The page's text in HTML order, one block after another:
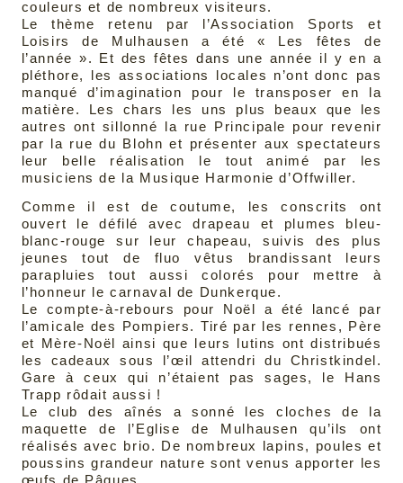
couleurs et de nombreux visiteurs.
Le thème retenu par l’Association Sports et
Loisirs de Mulhausen a été « Les fêtes de
l’année ». Et des fêtes dans une année il y en a
pléthore, les associations locales n’ont donc pas
manqué d’imagination pour le transposer en la
matière. Les chars les uns plus beaux que les
autres ont sillonné la rue Principale pour revenir
par la rue du Blohn et présenter aux spectateurs
leur belle réalisation le tout animé par les
musiciens de la Musique Harmonie d’Offwiller.
Comme il est de coutume, les conscrits ont
ouvert le défilé avec drapeau et plumes bleu-
blanc-rouge sur leur chapeau, suivis des plus
jeunes tout de fluo vêtus brandissant leurs
parapluies tout aussi colorés pour mettre à
l’honneur le carnaval de Dunkerque.
Le compte-à-rebours pour Noël a été lancé par
l’amicale des Pompiers. Tiré par les rennes, Père
et Mère-Noël ainsi que leurs lutins ont distribués
les cadeaux sous l’œil attendri du Christkindel.
Gare à ceux qui n’étaient pas sages, le Hans
Trapp rôdait aussi !
Le club des aînés a sonné les cloches de la
maquette de l’Eglise de Mulhausen qu’ils ont
réalisés avec brio. De nombreux lapins, poules et
poussins grandeur nature sont venus apporter les